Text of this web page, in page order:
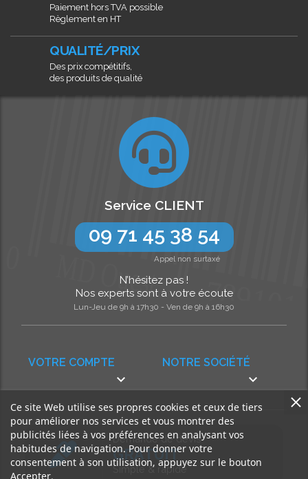
Paiement hors TVA possible
Règlement en HT
QUALITÉ/PRIX
Des prix compétitifs,
des produits de qualité
NOTRE SOCIÉTÉ

VOTRE COMPTE

Service CLIENT
09 71 45 38 54
Appel non surtaxé
N’hésitez pas !
Nos experts sont à votre écoute
Lun-Jeu de 9h à 17h30 - Ven de 9h à 16h30
Demande de devis
GRATUIT
Simple & rapide
Ce site Web utilise ses propres cookies et ceux de tiers
pour améliorer nos services et vous montrer des
publicités liées à vos préférences en analysant vos
habitudes de navigation. Pour donner votre
consentement à son utilisation, appuyez sur le bouton
Accepter.